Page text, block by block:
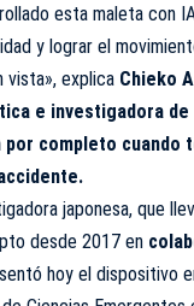
esta maleta con
y lograr el
vista», explica Chieko
e investigadora de
por completo cuando
japonesa, que
desde 2017 en
hoy el dispositivo